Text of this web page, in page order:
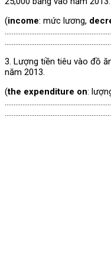
(income: mức lương,
3. Lượng tiền tiêu vào đồ
năm 2013.
(the expenditure on: